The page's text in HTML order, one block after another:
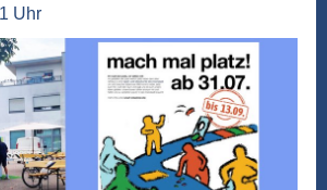
Uhr